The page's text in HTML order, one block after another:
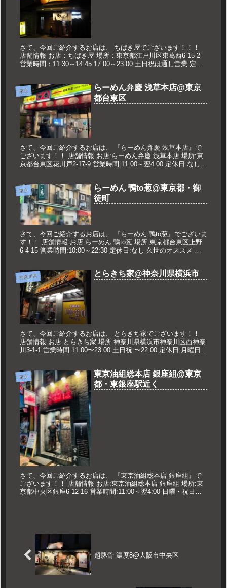
さて、今回ご紹介するお店は、 ちばき屋でございます！！！
店舗情報 お店：ちばき屋 場所：東京都江戸川区東葛西6-15-2
営業時間：11:30～14:45 17:00～23:00 土日祝は通し営業 定休
東京
らーめん弁慶 浅草本店@東京
都台東区
さて、今回ご紹介するお店は、 『らーめん弁慶 浅草本店』で
ございます！！ 店舗情報 お店:らーめん弁慶 浅草本店 場所:東
京都台東区花川戸2-17-9 営業時間:11:00～翌4:00 定休日:なし
東京
らーめん 鴨to葱@東京都・御
徒町
さて、今回ご紹介するお店は、 『らーめん 鴨to葱』でございま
す！！ 店舗情報 お店:らーめん 鴨to葱 場所:東京都台東区上野
6-4-15 営業時間:10:00～22:30 定休日:なし 久世のオススメ 鴨
神奈川県 とらきち家@神奈川県横浜市
さて、今回ご紹介するお店は、 とらきち家でございます！！
店舗情報 お店:とらきち家 場所:神奈川県横浜市神奈川区西神奈
川3-1-1 営業時間:11:00〜23:00 土日祝 〜22:00 定休日:月曜日
東京
東京油組総本店 銀座組@東京
都・東銀座駅近く
さて、今回ご紹介するお店は、 『東京油組総本店 銀座組』で
ございます！！ 店舗情報 お店:東京油組総本店 銀座組 場所:東
京都中央区銀座6-12-16 営業時間:11:00～翌4:00 日曜・祝日
超豚骨 濃度8@大阪市中央区